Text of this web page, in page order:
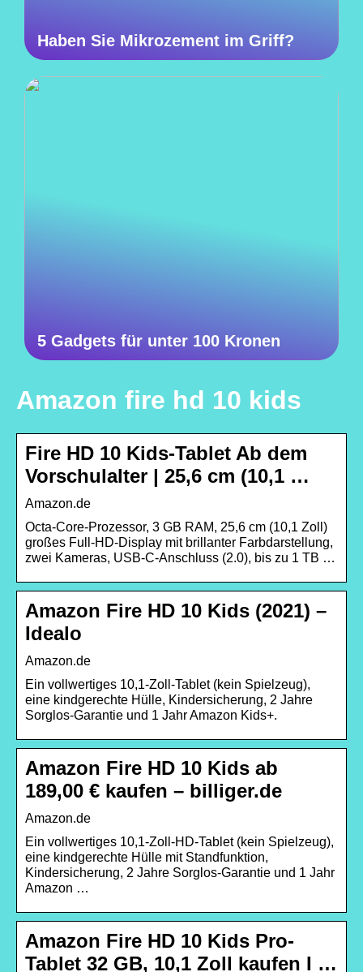
Haben Sie Mikrozement im Griff?
5 Gadgets für unter 100 Kronen
Amazon fire hd 10 kids
Fire HD 10 Kids-Tablet Ab dem
Vorschulalter | 25,6 cm (10,1 …
Amazon.de
Octa-Core-Prozessor, 3 GB RAM, 25,6 cm (10,1 Zoll)
großes Full-HD-Display mit brillanter Farbdarstellung,
zwei Kameras, USB-C-Anschluss (2.0), bis zu 1 TB …
Amazon Fire HD 10 Kids (2021) –
Idealo
Amazon.de
Ein vollwertiges 10,1-Zoll-Tablet (kein Spielzeug),
eine kindgerechte Hülle, Kindersicherung, 2 Jahre
Sorglos-Garantie und 1 Jahr Amazon Kids+.
Amazon Fire HD 10 Kids ab
189,00 € kaufen – billiger.de
Amazon.de
Ein vollwertiges 10,1-Zoll-HD-Tablet (kein Spielzeug),
eine kindgerechte Hülle mit Standfunktion,
Kindersicherung, 2 Jahre Sorglos-Garantie und 1 Jahr
Amazon …
Amazon Fire HD 10 Kids Pro-
Tablet 32 GB, 10,1 Zoll kaufen I …